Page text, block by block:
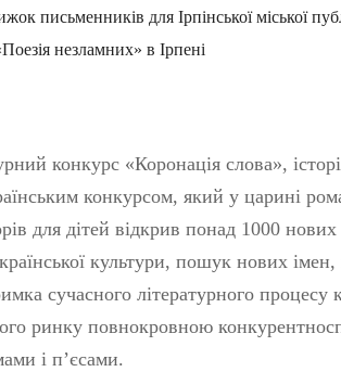
письменників для Ірпінської міської
незламних» в Ірпені
конкурс «Коронація слова»,
конкурсом, який у царині
для дітей відкрив понад 1000
культури, пошук нових
сучасного літературного процесу
ринку повнокровною
і п’єсами.